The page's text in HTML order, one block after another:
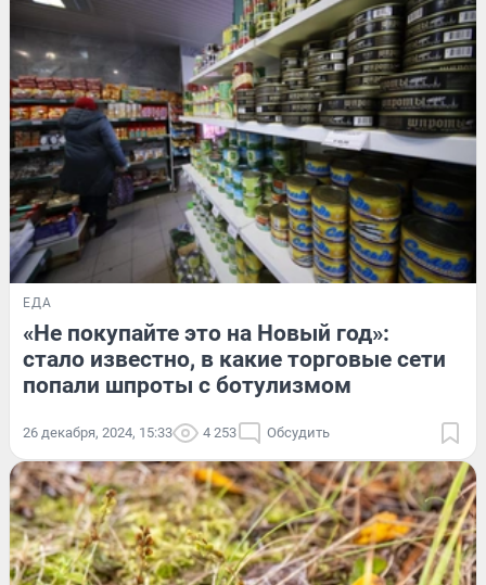
ЕДА
«Не покупайте это на Новый год»:
стало известно, в какие торговые сети
попали шпроты с ботулизмом
26 декабря, 2024, 15:33 4 253 Обсудить